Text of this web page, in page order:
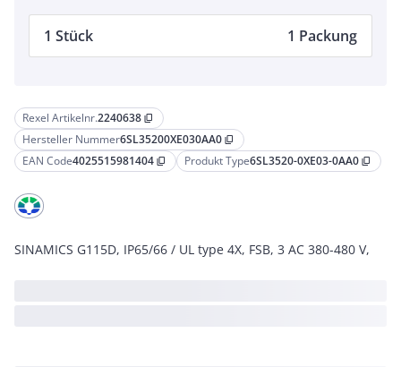
Rexel Artikelnr.2240638 content_copy
Hersteller Nummer6SL35200XE030AA0 content_copy
EAN Code4025515981404 content_copy Produkt Type6SL3520-0XE03-0AA0 content_copy
SINAMICS G115D, IP65/66 / UL type 4X, FSB, 3 AC 380-480 V,
1 Stück 1 Packung